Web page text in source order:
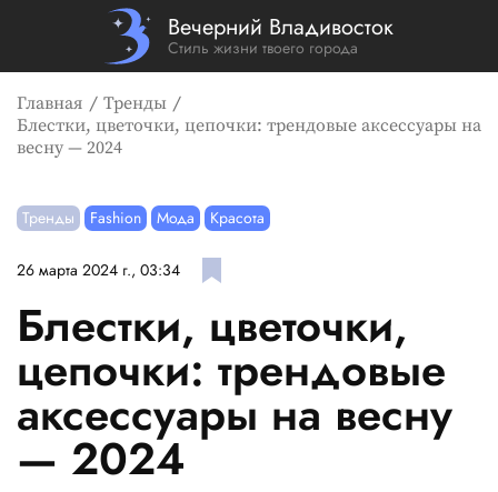
Вечерний Владивосток
Стиль жизни твоего города
Главная
Тренды
Блестки, цветочки, цепочки: трендовые аксессуары на
весну — 2024
Тренды Fashion Мода Красота
26 марта 2024 г., 03:34
Блестки, цветочки,
цепочки: трендовые
аксессуары на весну
— 2024